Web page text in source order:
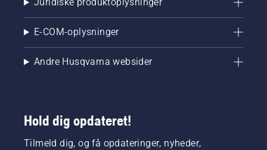
E-COM-oplysninger
Andre Husqvarna websider
Hold dig opdateret!
Tilmeld dig, og få opdateringer, nyheder,